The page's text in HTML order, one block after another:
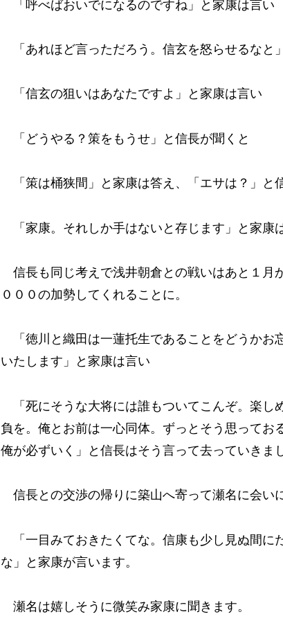
「呼べばおいでになるのですね」と家康は言い
「あれほど言っただろう。信玄を怒らせるなと
「信玄の狙いはあなたですよ」と家康は言い
「どうやる？策をもうせ」と信長が聞くと
「策は桶狭間」と家康は答え、「エサは？」と
「家康。それしか手はないと存じます」と家康
信長も同じ考えで浅井朝倉との戦いはあと１月
０００の加勢してくれることに。
「徳川と織田は一蓮托生であることをどうかお
いたします」と家康は言い
「死にそうな大将には誰もついてこんぞ。楽し
負を。俺とお前は一心同体。ずっとそう思ってお
俺が必ずいく」と信長はそう言って去っていきま
信長との交渉の帰りに築山へ寄って瀬名に会い
「一目みておきたくてな。信康も少し見ぬ間に
な」と家康が言います。
瀬名は嬉しそうに微笑み家康に聞きます。